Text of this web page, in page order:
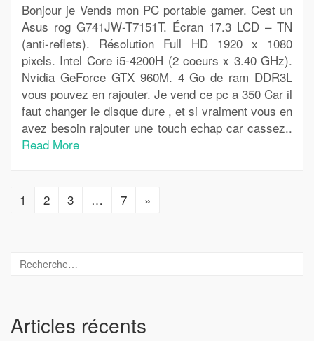
Bonjour je Vends mon PC portable gamer. Cest un
Asus rog G741JW-T7151T. Écran 17.3 LCD – TN
(anti-reflets). Résolution Full HD 1920 x 1080
pixels. Intel Core i5-4200H (2 coeurs x 3.40 GHz).
Nvidia GeForce GTX 960M. 4 Go de ram DDR3L
vous pouvez en rajouter. Je vend ce pc a 350 Car il
faut changer le disque dure , et si vraiment vous en
avez besoin rajouter une touch echap car cassez..
Read More
1 2 3 … 7 »
Articles récents